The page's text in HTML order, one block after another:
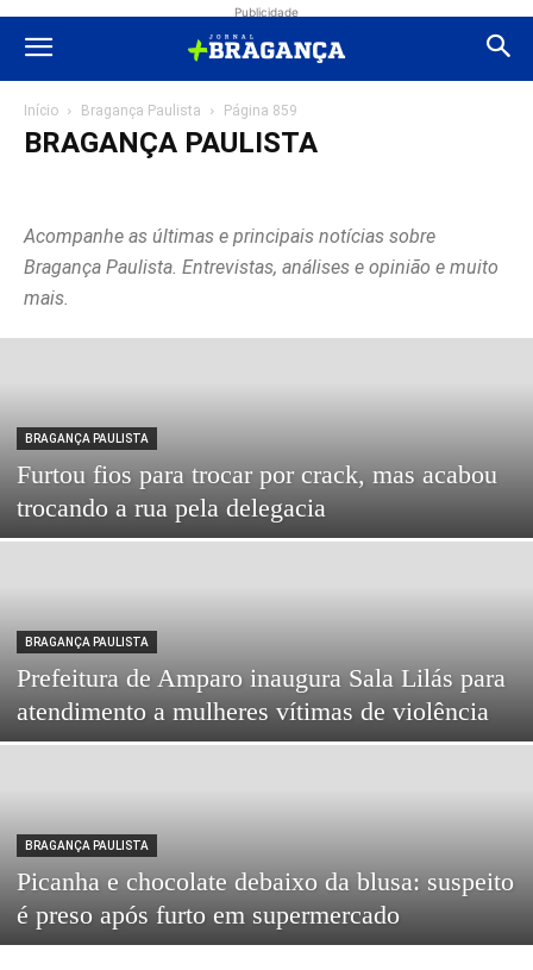
Publicidade
Início Bragança Paulista Página 859
BRAGANÇA PAULISTA
Extrema
Geral Justiça Polícial Política Região
Saúde
Sem categoria
Shopping Socorro Turismo Vídeos
Acompanhe as últimas e principais notícias sobre
Bragança Paulista. Entrevistas, análises e opinião e muito
mais.
BRAGANÇA PAULISTA
Furtou fios para trocar por crack, mas acabou
trocando a rua pela delegacia
BRAGANÇA PAULISTA
Prefeitura de Amparo inaugura Sala Lilás para
atendimento a mulheres vítimas de violência
BRAGANÇA PAULISTA
Picanha e chocolate debaixo da blusa: suspeito
é preso após furto em supermercado